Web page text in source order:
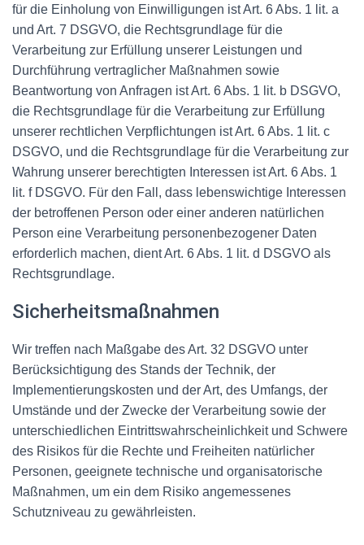
für die Einholung von Einwilligungen ist Art. 6 Abs. 1 lit. a
und Art. 7 DSGVO, die Rechtsgrundlage für die
Verarbeitung zur Erfüllung unserer Leistungen und
Durchführung vertraglicher Maßnahmen sowie
Beantwortung von Anfragen ist Art. 6 Abs. 1 lit. b DSGVO,
die Rechtsgrundlage für die Verarbeitung zur Erfüllung
unserer rechtlichen Verpflichtungen ist Art. 6 Abs. 1 lit. c
DSGVO, und die Rechtsgrundlage für die Verarbeitung zur
Wahrung unserer berechtigten Interessen ist Art. 6 Abs. 1
lit. f DSGVO. Für den Fall, dass lebenswichtige Interessen
der betroffenen Person oder einer anderen natürlichen
Person eine Verarbeitung personenbezogener Daten
erforderlich machen, dient Art. 6 Abs. 1 lit. d DSGVO als
Rechtsgrundlage.
Sicherheitsmaßnahmen
Wir treffen nach Maßgabe des Art. 32 DSGVO unter
Berücksichtigung des Stands der Technik, der
Implementierungskosten und der Art, des Umfangs, der
Umstände und der Zwecke der Verarbeitung sowie der
unterschiedlichen Eintrittswahrscheinlichkeit und Schwere
des Risikos für die Rechte und Freiheiten natürlicher
Personen, geeignete technische und organisatorische
Maßnahmen, um ein dem Risiko angemessenes
Schutzniveau zu gewährleisten.